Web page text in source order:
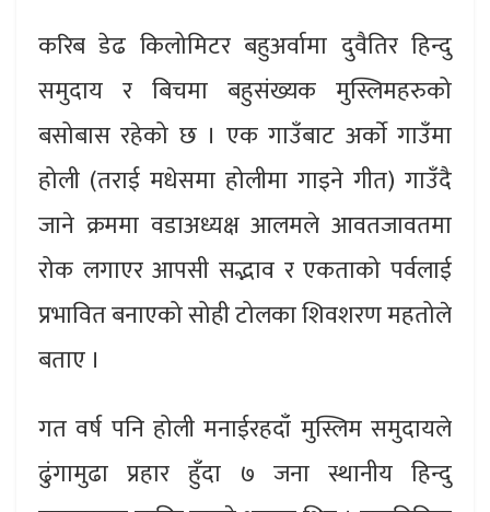
करिब डेढ किलोमिटर बहुअर्वामा दुवैतिर हिन्दु
समुदाय र बिचमा बहुसंख्यक मुस्लिमहरुको
बसोबास रहेको छ । एक गाउँबाट अर्काे गाउँमा
होली (तराई मधेसमा होलीमा गाइने गीत) गाउँदै
जाने क्रममा वडाअध्यक्ष आलमले आवतजावतमा
रोक लगाएर आपसी सद्भाव र एकताको पर्वलाई
प्रभावित बनाएको सोही टोलका शिवशरण महतोले
बताए ।
गत वर्ष पनि होली मनाईरहदाँ मुस्लिम समुदायले
ढुंगामुढा प्रहार हुँदा ७ जना स्थानीय हिन्दु